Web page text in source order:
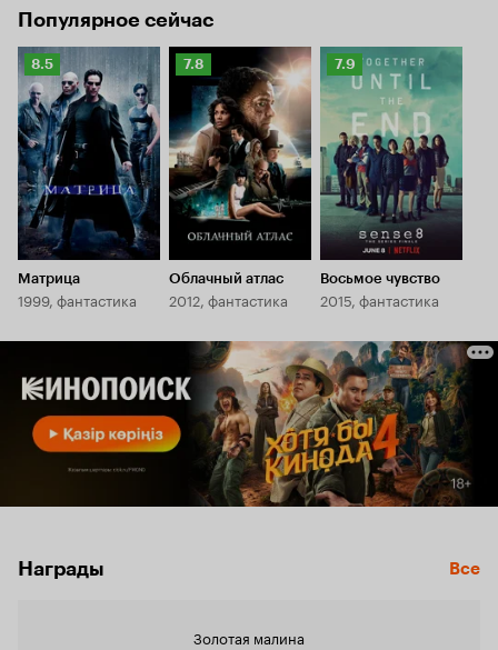
Популярное сейчас
Рейтинг
Кинопоиска
8.5
8.5
Матрица
1999, фантастика
Рейтинг
Кинопоиска
7.8
7.8
Облачный атлас
2012, фантастика
Рейтинг
Кинопоиска
7.9
7.9
Восьмое чувство
2015, фантастика
Награды Все
Золотая малина